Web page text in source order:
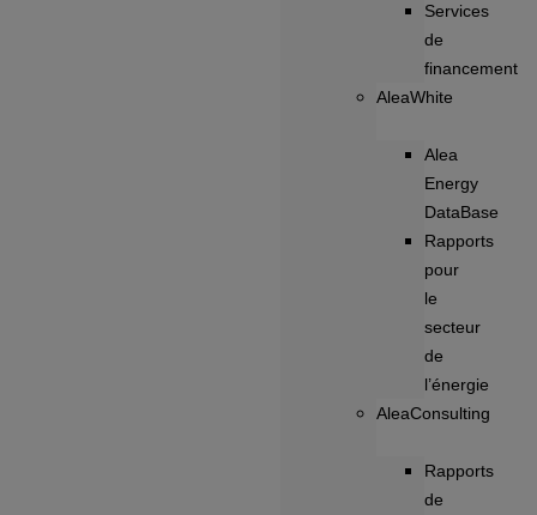
Services
de
financement
AleaWhite
Alea
Energy
DataBase
Rapports
pour
le
secteur
de
l’énergie
AleaConsulting
Rapports
de